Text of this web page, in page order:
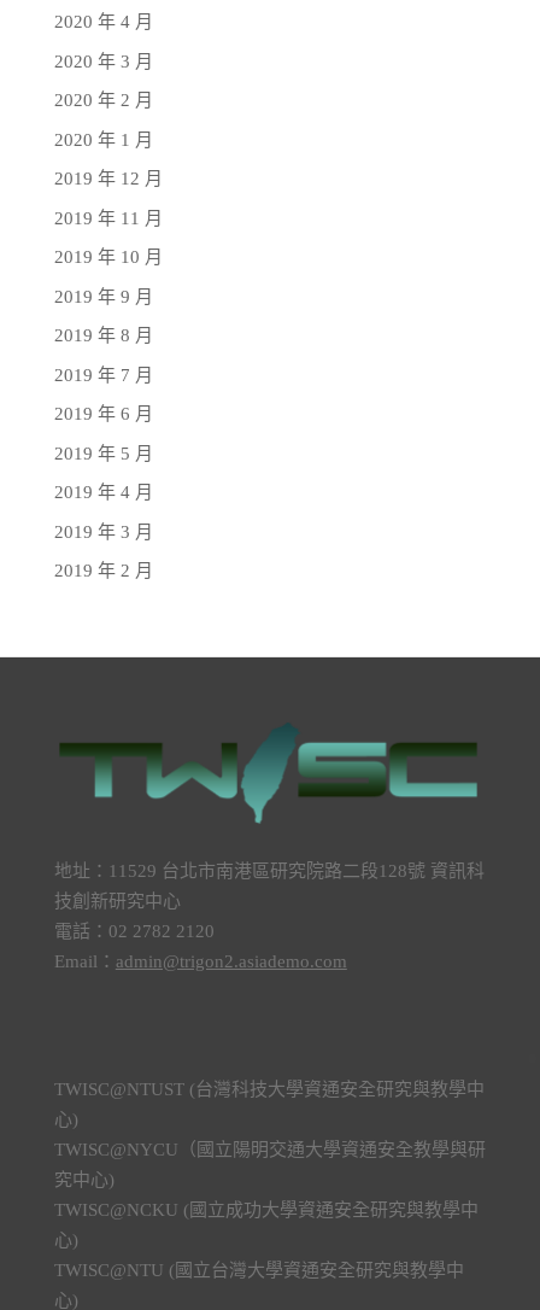
2020 年 4 月
2020 年 3 月
2020 年 2 月
2020 年 1 月
2019 年 12 月
2019 年 11 月
2019 年 10 月
2019 年 9 月
2019 年 8 月
2019 年 7 月
2019 年 6 月
2019 年 5 月
2019 年 4 月
2019 年 3 月
2019 年 2 月
地址：11529 台北市南港區研究院路二段128號 資訊科
技創新研究中心
電話：02 2782 2120
Email： admin@trigon2.asiademo.com
TWISC@NTUST (台灣科技大學資通安全研究與教學中
心)
TWISC@NYCU（國立陽明交通大學資通安全教學與研
究中心)
TWISC@NCKU (國立成功大學資通安全研究與教學中
心)
TWISC@NTU (國立台灣大學資通安全研究與教學中
心)